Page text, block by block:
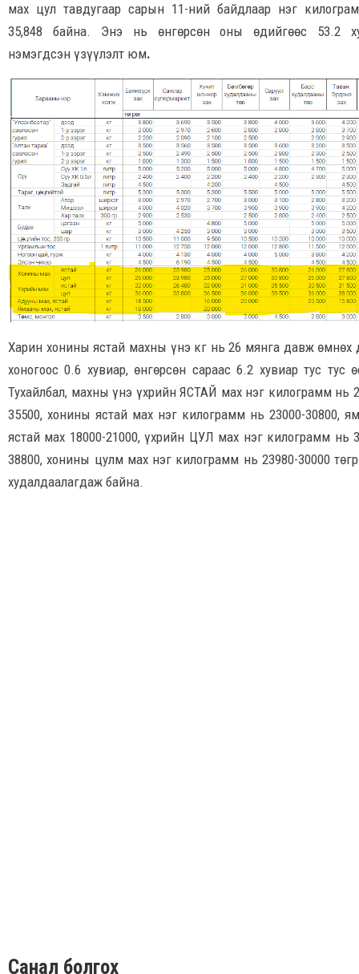
мах цул тавдугаар сарын 11-ний байдлаар нэг
35,848 байна. Энэ нь өнгөрсөн оны өдийгөөс 53.2
нэмэгдсэн үзүүлэлт юм.
Харин хонины ястай махны үнэ кг нь 26 мянга давж өмнөх
хоногоос 0.6 хувиар, өнгөрсөн сараас 6.2 хувиар тус тус
Тухайлбал, махны үнэ үхрийн ЯСТАЙ мах нэг килограмм нь
35500, хонины ястай мах нэг килограмм нь 23000-30800,
ястай мах 18000-21000, үхрийн ЦУЛ мах нэг килограмм нь
38800, хонины цулм мах нэг килограмм нь 23980-30000
худалдаалагдаж байна.
Санал болгох